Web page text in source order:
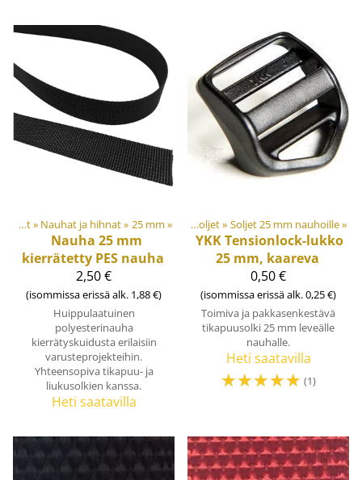
Nauhat ja kanttinauhat‪» Nauhat ja hihnat‪» 25 mm ‪»
Nauha 25 mm
kierrätetty PES nauha
2,50 €
(isommissa erissä alk. 1,88 €)
Huippulaatuinen
polyesterinauha
kierrätyskuidusta erilaisiin
varusteprojekteihin.
Yhteensopiva tikapuu- ja
liukusolkien kanssa.
Heti saatavilla
Muovi- ja metalliosat‪» Soljet ja säätösoljet‪» Soljet 25 mm nauhoille‪»
YKK Tensionlock-lukko
25 mm, kaareva
0,50 €
(isommissa erissä alk. 0,25 €)
Toimiva ja pakkasenkestävä
tikapuusolki 25 mm leveälle
nauhalle.
Heti saatavilla
☆☆☆☆☆ (1)